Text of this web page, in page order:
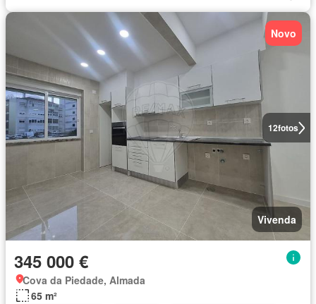
12fotos
Novo
Vivenda
345 000 €
Cova da Piedade, Almada
65 m²